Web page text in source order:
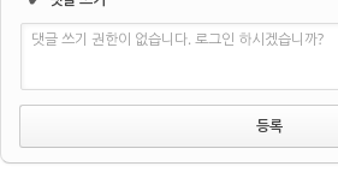
댓글 쓰기 권한이 없습니다. 로그인 하시겠습니까?